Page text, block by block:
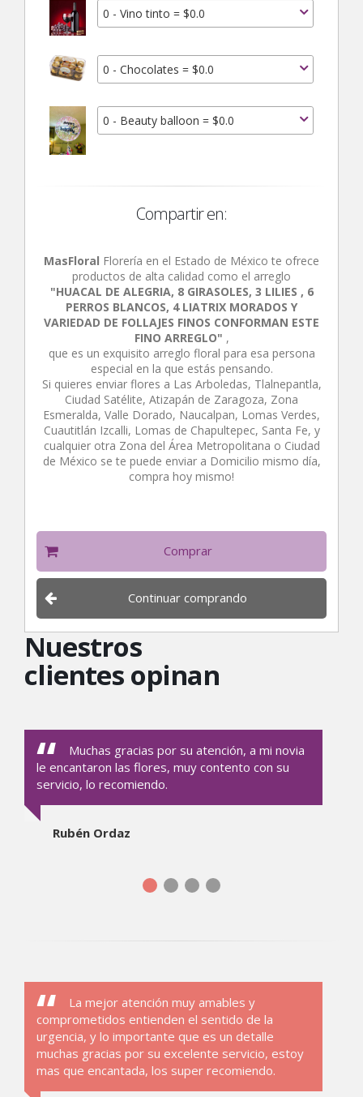
0 - Vino tinto = $0.0
0 - Chocolates = $0.0
0 - Beauty balloon = $0.0
Compartir en:
MasFloral Florería en el Estado de México te ofrece
productos de alta calidad como el arreglo
"HUACAL DE ALEGRIA, 8 GIRASOLES, 3 LILIES , 6
PERROS BLANCOS, 4 LIATRIX MORADOS Y
VARIEDAD DE FOLLAJES FINOS CONFORMAN ESTE
FINO ARREGLO" ,
que es un exquisito arreglo floral para esa persona
especial en la que estás pensando.
Si quieres enviar flores a Las Arboledas, Tlalnepantla,
Ciudad Satélite, Atizapán de Zaragoza, Zona
Esmeralda, Valle Dorado, Naucalpan, Lomas Verdes,
Cuautitlán Izcalli, Lomas de Chapultepec, Santa Fe, y
cualquier otra Zona del Área Metropolitana o Ciudad
de México se te puede enviar a Domicilio mismo día,
compra hoy mismo!
Comprar
Continuar comprando
Nuestros
clientes opinan
Muchas gracias por su atención, a mi novia
le encantaron las flores, muy contento con su
servicio, lo recomiendo.
Rubén Ordaz
La mejor atención muy amables y
comprometidos entienden el sentido de la
urgencia, y lo importante que es un detalle
muchas gracias por su excelente servicio, estoy
mas que encantada, los super recomiendo.